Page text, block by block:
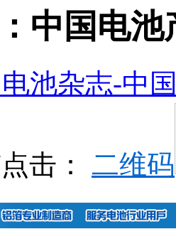
池杂志-中
点击： 二维码